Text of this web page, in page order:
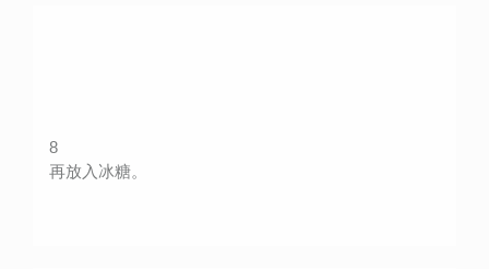
8
再放入冰糖。